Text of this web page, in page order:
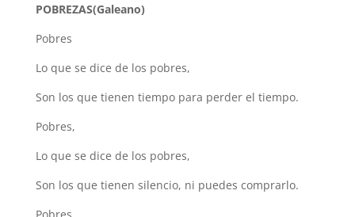
POBREZAS(Galeano)
Pobres
Lo que se dice de los pobres,
Son los que tienen tiempo para perder el tiempo.
Pobres,
Lo que se dice de los pobres,
Son los que tienen silencio, ni puedes comprarlo.